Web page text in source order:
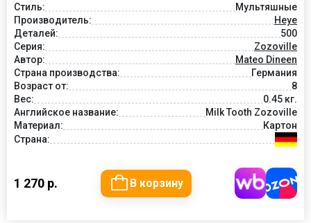
Стиль:
Мультяшные
Производитель:
Heye
Деталей:
500
Серия:
Zozoville
Автор:
Mateo Dineen
Страна производства:
Германия
Возраст от:
8
Вес:
0.45 кг.
Английское название:
Milk Tooth Zozoville
Материал:
Картон
Страна:
1 270 р. В корзину